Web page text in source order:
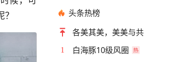
头条热榜
各美其美，美美与共
1 白海豚10级风圈